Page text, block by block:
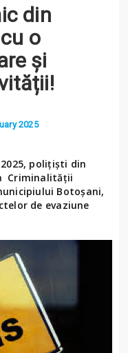
din
o
și
2025
polițiști din
Criminalității
Botoșani,
de evaziune